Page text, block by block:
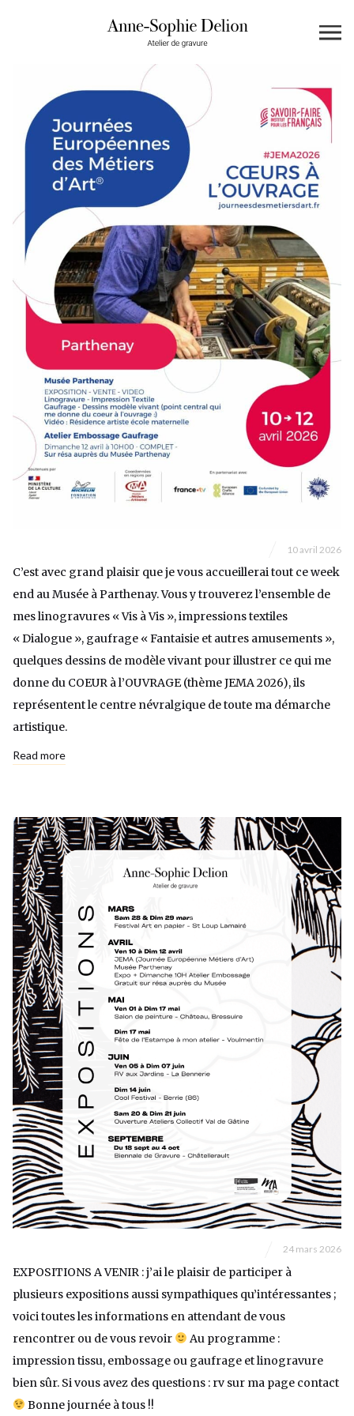
10 avril 2026
C’est avec grand plaisir que je vous accueillerai tout ce week
end au Musée à Parthenay. Vous y trouverez l’ensemble de
mes linogravures « Vis à Vis », impressions textiles
« Dialogue », gaufrage « Fantaisie et autres amusements »,
quelques dessins de modèle vivant pour illustrer ce qui me
donne du COEUR à l’OUVRAGE (thème JEMA 2026), ils
représentent le centre névralgique de toute ma démarche
artistique.
Read more
24 mars 2026
EXPOSITIONS A VENIR : j’ai le plaisir de participer à
plusieurs expositions aussi sympathiques qu’intéressantes ;
voici toutes les informations en attendant de vous
rencontrer ou de vous revoir
Au programme :
impression tissu, embossage ou gaufrage et linogravure
bien sûr. Si vous avez des questions : rv sur ma page contact
Bonne journée à tous !!